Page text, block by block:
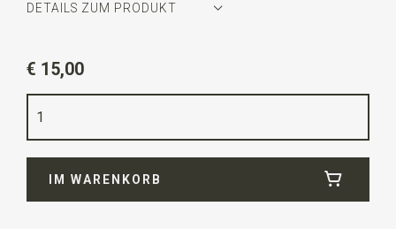
DETAILS ZUM PRODUKT
Farbe
Qualität
Länge ca. 150 cm
€ 15,00
IM WARENKORB